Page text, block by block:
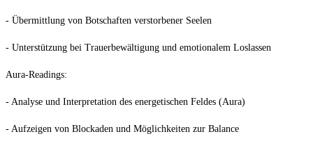
- Übermittlung von Botschaften verstorbener Seelen
- Unterstützung bei Trauerbewältigung und emotionalem Loslassen
Aura-Readings:
- Analyse und Interpretation des energetischen Feldes (Aura)
- Aufzeigen von Blockaden und Möglichkeiten zur Balance